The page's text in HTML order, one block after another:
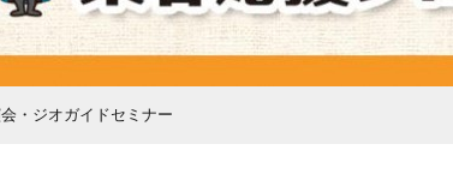
・ジオガイドセミナー